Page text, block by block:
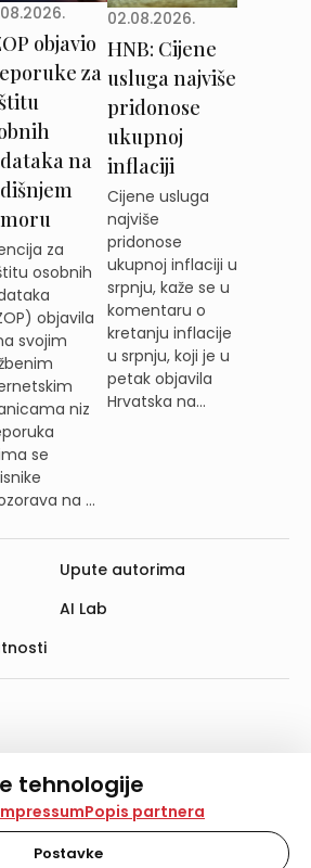
tehnologije
koristimo kolačiće i slične
čitanje i obradu informacija na
korisničko iskustvo,
Popis partnera
Postavke
objavio
za
na
za
osobnih
objavila
svojim
niz
se
na ...
02.08.2026.
HNB: Cijene
usluga najviše
pridonose
ukupnoj
inflaciji
Cijene usluga
najviše
pridonose
ukupnoj inflaciji u
srpnju, kaže se u
komentaru o
kretanju inflacije
u srpnju, koji je u
petak objavila
Hrvatska na...
Upute autorima
AI Lab